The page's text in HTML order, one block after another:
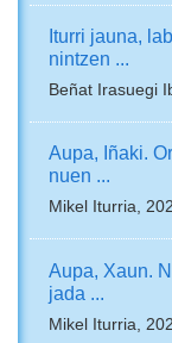
Iturri jauna,
nintzen ...
Beñat Irasuegi
Aupa, Iñaki.
nuen ...
Mikel Iturria,
Aupa, Xaun.
jada ...
Mikel Iturria,